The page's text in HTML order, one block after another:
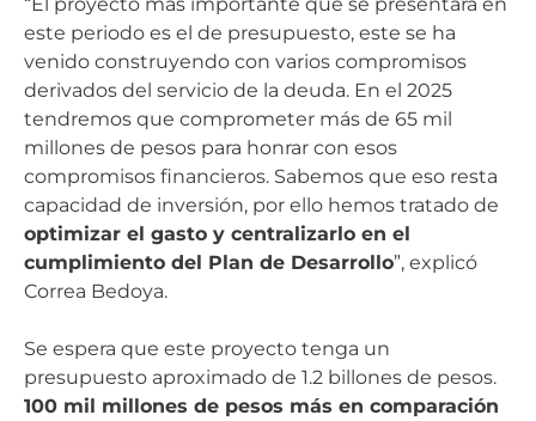
este periodo es el de presupuesto, este se ha
venido construyendo con varios compromisos
derivados del servicio de la deuda. En el 2025
tendremos que comprometer más de 65 mil
millones de pesos para honrar con esos
compromisos financieros. Sabemos que eso resta
capacidad de inversión, por ello hemos tratado de
optimizar el gasto y centralizarlo en el
cumplimiento del Plan de Desarrollo”, explicó
Correa Bedoya.
Se espera que este proyecto tenga un
presupuesto aproximado de 1.2 billones de pesos.
100 mil millones de pesos más en comparación